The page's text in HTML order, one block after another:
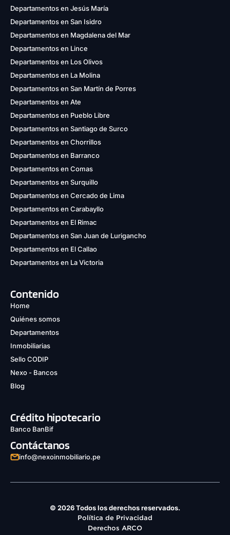
Departamentos en Jesús María
Departamentos en San Isidro
Departamentos en Magdalena del Mar
Departamentos en Lince
Departamentos en Los Olivos
Departamentos en La Molina
Departamentos en San Martín de Porres
Departamentos en Ate
Departamentos en Pueblo Libre
Departamentos en Santiago de Surco
Departamentos en Chorrillos
Departamentos en Barranco
Departamentos en Comas
Departamentos en Surquillo
Departamentos en Cercado de Lima
Departamentos en Carabayllo
Departamentos en El Rimac
Departamentos en San Juan de Lurigancho
Departamentos en El Callao
Departamentos en La Victoria
Contenido
Home
Quiénes somos
Departamentos
Inmobiliarias
Sello CODIP
Nexo - Bancos
Blog
Crédito hipotecario
Banco BanBif
Contáctanos
info@nexoinmobiliario.pe
© 2026 Todos los derechos reservados.
Política de Privacidad
Derechos ARCO